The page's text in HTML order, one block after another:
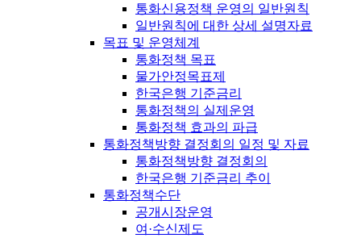
통화신용정책 운영의 일반원칙
일반원칙에 대한 상세 설명자료
목표 및 운영체계
통화정책 목표
물가안정목표제
한국은행 기준금리
통화정책의 실제운영
통화정책 효과의 파급
통화정책방향 결정회의 일정 및 자료
통화정책방향 결정회의
한국은행 기준금리 추이
통화정책수단
공개시장운영
여·수신제도